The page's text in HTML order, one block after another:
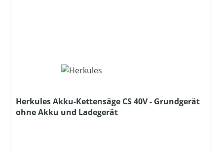
Herkules Akku-Kettensäge CS 40V - Grundgerät
ohne Akku und Ladegerät